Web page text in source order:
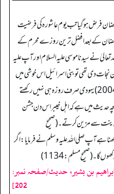
فرض ہوگیا تب یوم عاشورہ کی فرضیت
رمضان کے بعد افضل ترین روزے محرم کے
گئے ہیں۔ (صحيح مسـلـم: 1131) اللہ تعالیٰ نے سیدنا موسی علیہ السلام اور آپ علیہ
دی تھی تو بنی اسرائیل اس خوشی میں
بطور شکرانہ روزہ رکھتے تھے۔ (صحیح البخاری: 2004) یہودی صرف روزہ ہی نہیں رکھتے
حدیث میں ہے کہ اہل خیبر اس دن جشن
زینت سے مزین کرتے۔ (صحیح
رکھنا ہے آپ صلی اللہ علیہ وسلم نے فرمایا: اگر
گا۔ (صحیح مسلم: 1134)
بن بشير، حدیث/صفحہ نمبر:
202]